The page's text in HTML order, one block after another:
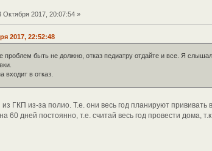
Октября 2017, 20:07:54 »
2017, 22:52:48
проблем быть не должно, отказ педиатру отдайте и все. Я
входит в отказ.
ГКП из-за полио. Т.е. они весь год планируют прививать
60 дней постоянно, т.е. считай весь год провести дома,